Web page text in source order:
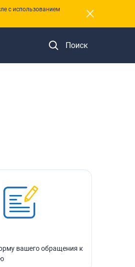
с использованием
×
Поиск
вашего обращения к